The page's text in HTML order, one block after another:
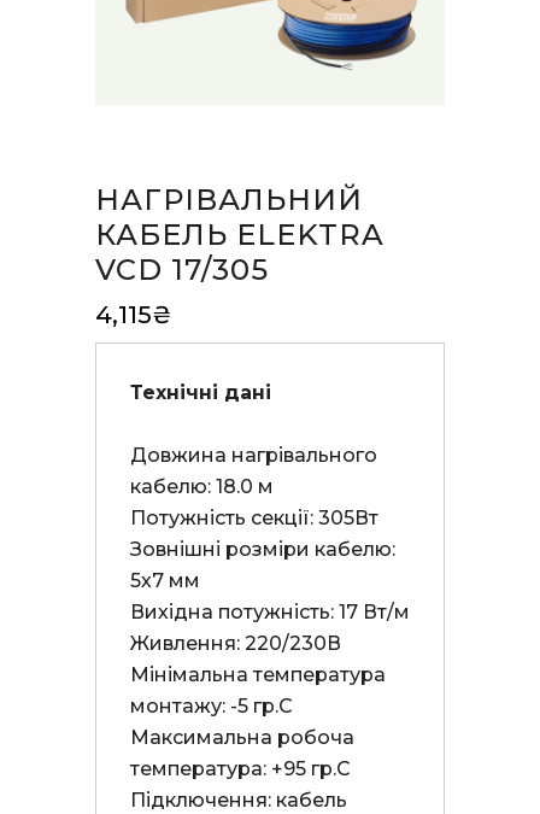
НАГРІВАЛЬНИЙ
КАБЕЛЬ ELEKTRA
VCD 17/305
4,115₴
Технічні дані
Довжина нагрівального
кабелю: 18.0 м
Потужність секції: 305Вт
Зовнішні розміри кабелю:
5х7 мм
Вихідна потужність: 17 Вт/м
Живлення: 220/230В
Мінімальна температура
монтажу: -5 гр.С
Максимальна робоча
температура: +95 гр.С
Підключення: кабель